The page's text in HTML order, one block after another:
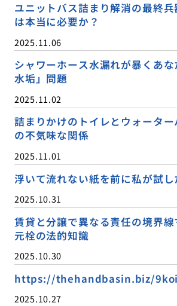
ユニットバス詰まり解消の最終兵
は本当に必要か？
2025.11.06
シャワーホース水漏れが暴くあ
水垢」問題
2025.11.02
詰まりかけのトイレとウォータ
の不気味な関係
2025.11.01
浮いて流れない紙を前に私が試
2025.10.31
賃貸と分譲で異なる責任の境界
元栓の法的知識
2025.10.30
https://thehandbasin.biz/
2025.10.27